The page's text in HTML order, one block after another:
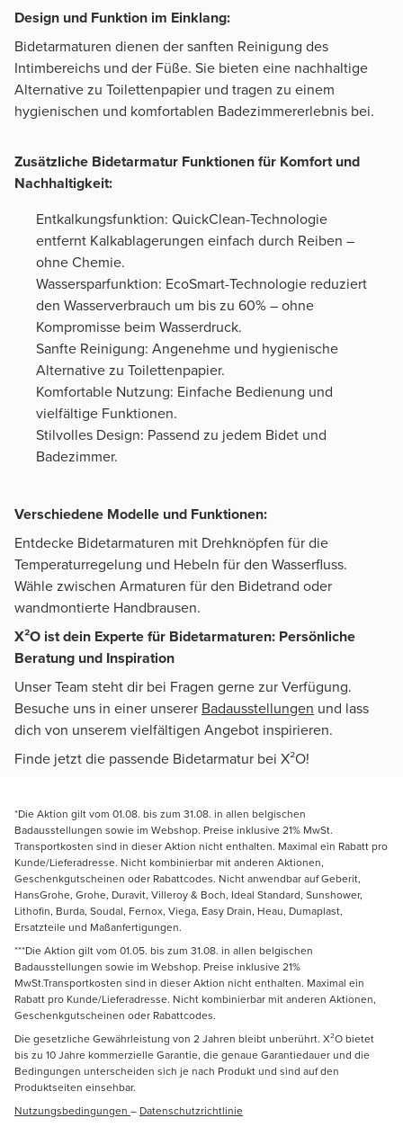
Design und Funktion im Einklang:
Bidetarmaturen dienen der sanften Reinigung des
Intimbereichs und der Füße. Sie bieten eine nachhaltige
Alternative zu Toilettenpapier und tragen zu einem
hygienischen und komfortablen Badezimmererlebnis bei.
Zusätzliche Bidetarmatur Funktionen für Komfort und
Nachhaltigkeit:
Entkalkungsfunktion: QuickClean-Technologie
entfernt Kalkablagerungen einfach durch Reiben –
ohne Chemie.
Wassersparfunktion: EcoSmart-Technologie reduziert
den Wasserverbrauch um bis zu 60% – ohne
Kompromisse beim Wasserdruck.
Sanfte Reinigung: Angenehme und hygienische
Alternative zu Toilettenpapier.
Komfortable Nutzung: Einfache Bedienung und
vielfältige Funktionen.
Stilvolles Design: Passend zu jedem Bidet und
Badezimmer.
Verschiedene Modelle und Funktionen:
Entdecke Bidetarmaturen mit Drehknöpfen für die
Temperaturregelung und Hebeln für den Wasserfluss.
Wähle zwischen Armaturen für den Bidetrand oder
wandmontierte Handbrausen.
X²O ist dein Experte für Bidetarmaturen: Persönliche
Beratung und Inspiration
Unser Team steht dir bei Fragen gerne zur Verfügung.
Besuche uns in einer unserer Badausstellungen und lass
dich von unserem vielfältigen Angebot inspirieren.
Finde jetzt die passende Bidetarmatur bei X²O!
*Die Aktion gilt vom 01.08. bis zum 31.08. in allen belgischen
Badausstellungen sowie im Webshop. Preise inklusive 21% MwSt.
Transportkosten sind in dieser Aktion nicht enthalten. Maximal ein Rabatt pro
Kunde/Lieferadresse. Nicht kombinierbar mit anderen Aktionen,
Geschenkgutscheinen oder Rabattcodes. Nicht anwendbar auf Geberit,
HansGrohe, Grohe, Duravit, Villeroy & Boch, Ideal Standard, Sunshower,
Lithofin, Burda, Soudal, Fernox, Viega, Easy Drain, Heau, Dumaplast,
Ersatzteile und Maßanfertigungen.
***Die Aktion gilt vom 01.05. bis zum 31.08. in allen belgischen
Badausstellungen sowie im Webshop. Preise inklusive 21%
MwSt.Transportkosten sind in dieser Aktion nicht enthalten. Maximal ein
Rabatt pro Kunde/Lieferadresse. Nicht kombinierbar mit anderen Aktionen,
Geschenkgutscheinen oder Rabattcodes.
Die gesetzliche Gewährleistung von 2 Jahren bleibt unberührt. X²O bietet
bis zu 10 Jahre kommerzielle Garantie, die genaue Garantiedauer und die
Bedingungen unterscheiden sich je nach Produkt und sind auf den
Produktseiten einsehbar.
Nutzungsbedingungen – Datenschutzrichtlinie